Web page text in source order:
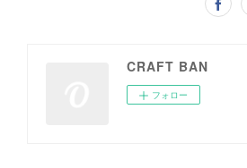
CRAFT BAN
フォロー